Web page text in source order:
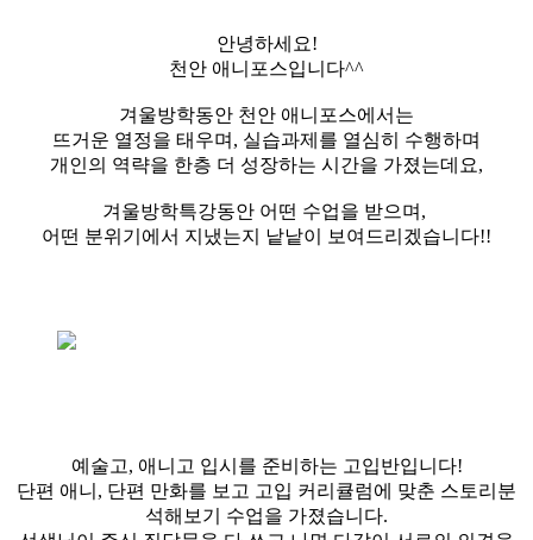
안녕하세요!
천안 애니포스입니다^^
겨울방학동안 천안 애니포스에서는
뜨거운 열정을 태우며, 실습과제를 열심히 수행하며
개인의 역략을 한층 더 성장하는 시간을 가졌는데요,
겨울방학특강동안 어떤 수업을 받으며,
어떤 분위기에서 지냈는지 낱낱이 보여드리겠습니다!!
예술고, 애니고 입시를 준비하는 고입반입니다!
단편 애니, 단편 만화를 보고 고입 커리큘럼에 맞춘 스토리분
석해보기 수업을 가졌습니다.